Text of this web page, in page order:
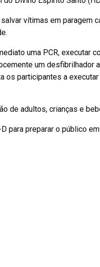
vítimas em paragem
uma PCR, executar
um desfibrilhador
os participantes a
de adultos, crianças e
para preparar o público